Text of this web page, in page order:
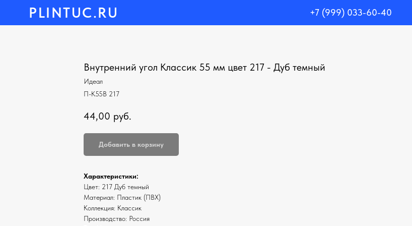
PLINTUC.RU +7 (999) 033-60-40
Внутренний угол Классик 55 мм цвет 217 - Дуб темный
Идеал
П-К55В 217
44,00 руб.
Добавить в корзину
Характеристики:
Цвет: 217 Дуб темный
Материал: Пластик (ПВХ)
Коллекция: Классик
Производство: Россия